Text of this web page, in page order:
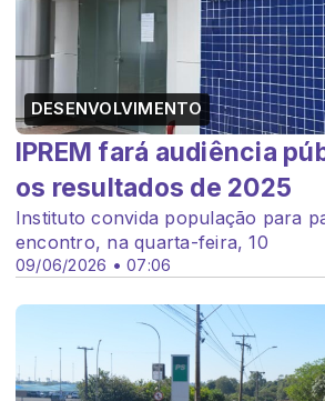
DESENVOLVIMENTO
09/06/2026 • 07:06
IPREM fará audiência
os resultados de 2025
Instituto convida população para
encontro, na quarta-feira, 10